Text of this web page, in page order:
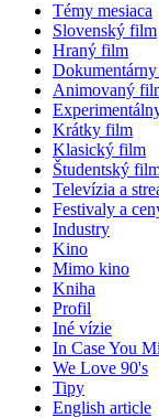
Témy mesiaca
Slovenský film
Hraný film
Animovaný
Krátky film
Klasický film
Študentský
Televízia a
Festivaly a
Industry
Kino
Mimo kino
Kniha
Profil
Iné vízie
In Case You
We Love 90's
Tipy
English article